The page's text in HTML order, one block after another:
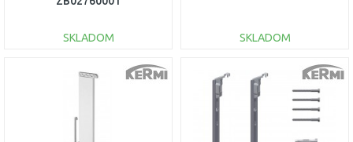
SKLADOM
DO KOŠÍKA
SKLADOM
DO KOŠÍKA
Porovnať